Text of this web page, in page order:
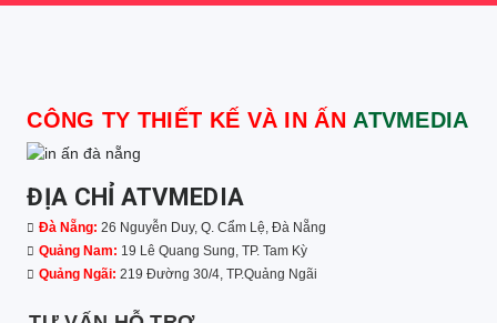
CÔNG TY THIẾT KẾ VÀ IN ẤN ATVMEDIA
ĐỊA CHỈ ATVMEDIA
Đà Nẵng: 26 Nguyễn Duy, Q. Cẩm Lệ, Đà Nẵng
Quảng Nam: 19 Lê Quang Sung, TP. Tam Kỳ
Quảng Ngãi: 219 Đường 30/4, TP.Quảng Ngãi